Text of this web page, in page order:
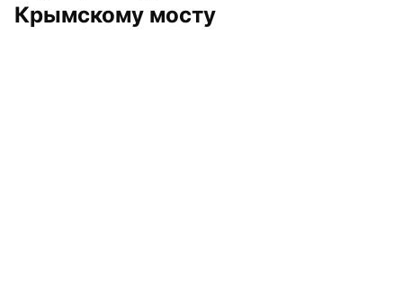
Крымскому мосту